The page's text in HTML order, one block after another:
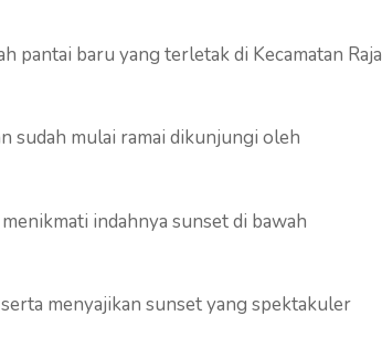
pantai baru yang terletak di Kecamatan Raja
sudah mulai ramai dikunjungi oleh
indahnya sunset di bawah
menyajikan sunset yang spektakuler